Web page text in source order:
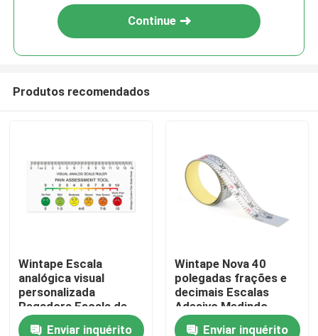
Produtos
Sobre nós
Continue
Produtos recomendados
Wintape Escala
analógica visual
personalizada
Regadora Escala de
avaliação da dor
Enviar inquérito
Wintape Nova 40
polegadas frações e
decimais Escalas
Adesivo Medindo
Regra Impermeável
Enviar inquérito